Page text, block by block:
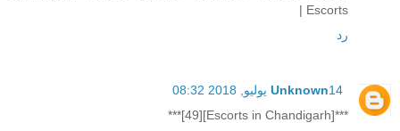
Escorts |
رد
Unknown14 يوليو, 2018 08:32
***[Escorts in Chandigarh][49]***